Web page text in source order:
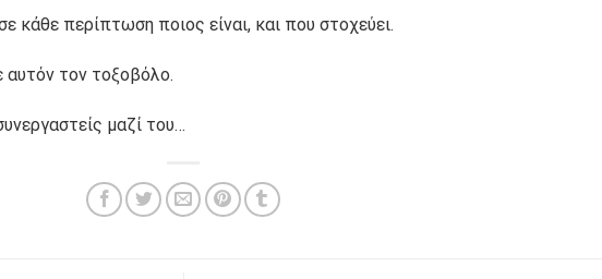
κάθε περίπτωση ποιος είναι, και που στοχεύει.
αυτόν τον τοξοβόλο.
μαζί του…